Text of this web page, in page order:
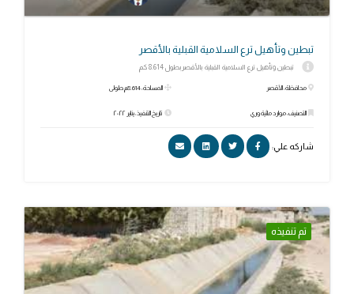
تبطين وتأهيل ترع السلامية القبلية بالأقصر
تبطين وتأهيل ترع السلامية القبلية بالأقصربطول 8.614 كم
محافظة: الأقصر
التصنيف: موارد مائية وري
المساحة: 8.614م طولى
تاريخ التنفيذ: يناير ٢٠٢٢
شاركه علي:
تم تنفيذه